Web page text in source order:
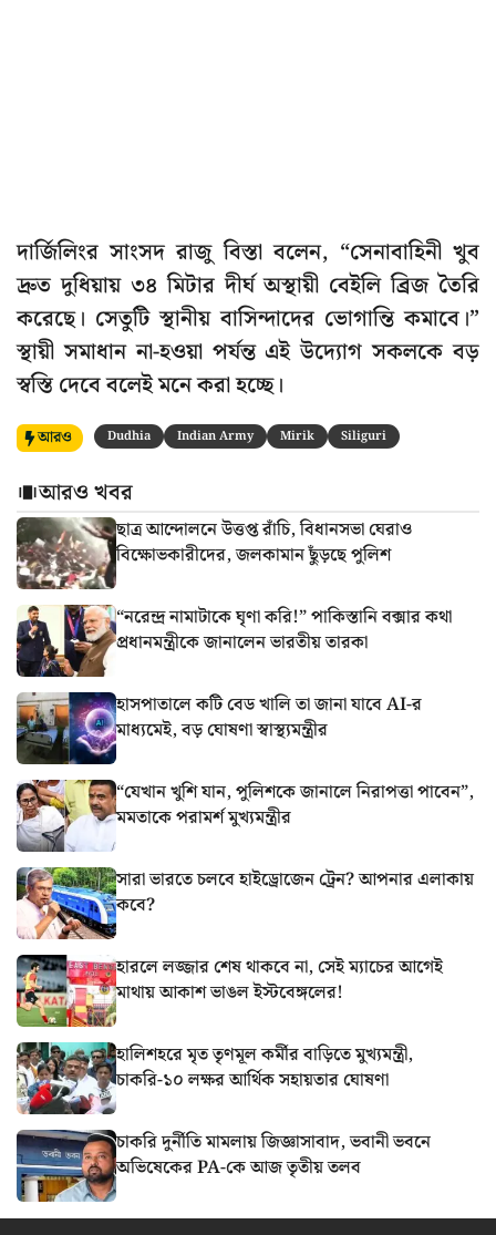
দার্জিলিংর সাংসদ রাজু বিস্তা বলেন, “সেনাবাহিনী খুব
দ্রুত দুধিয়ায় ৩৪ মিটার দীর্ঘ অস্থায়ী বেইলি ব্রিজ তৈরি
করেছে। সেতুটি স্থানীয় বাসিন্দাদের ভোগান্তি কমাবে।”
স্থায়ী সমাধান না-হওয়া পর্যন্ত এই উদ্যোগ সকলকে বড়
স্বস্তি দেবে বলেই মনে করা হচ্ছে।
আরও Dudhia Indian Army Mirik Siliguri
আরও খবর
ছাত্র আন্দোলনে উত্তপ্ত রাঁচি, বিধানসভা ঘেরাও
বিক্ষোভকারীদের, জলকামান ছুঁড়ছে পুলিশ
“নরেন্দ্র নামাটাকে ঘৃণা করি!” পাকিস্তানি বক্সার কথা
প্রধানমন্ত্রীকে জানালেন ভারতীয় তারকা
হাসপাতালে কটি বেড খালি তা জানা যাবে AI-র
মাধ্যমেই, বড় ঘোষণা স্বাস্থ্যমন্ত্রীর
“যেখান খুশি যান, পুলিশকে জানালে নিরাপত্তা পাবেন”,
মমতাকে পরামর্শ মুখ্যমন্ত্রীর
সারা ভারতে চলবে হাইড্রোজেন ট্রেন? আপনার এলাকায়
কবে?
হারলে লজ্জার শেষ থাকবে না, সেই ম্যাচের আগেই
মাথায় আকাশ ভাঙল ইস্টবেঙ্গলের!
হালিশহরে মৃত তৃণমূল কর্মীর বাড়িতে মুখ্যমন্ত্রী,
চাকরি-১০ লক্ষর আর্থিক সহায়তার ঘোষণা
চাকরি দুর্নীতি মামলায় জিজ্ঞাসাবাদ, ভবানী ভবনে
অভিষেকের PA-কে আজ তৃতীয় তলব